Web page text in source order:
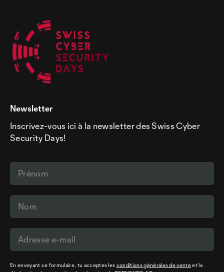
Newsletter
Inscrivez-vous ici à la newsletter des Swiss Cyber
Security Days!
En envoyant ce formulaire, tu acceptes les conditions générales de venteet la